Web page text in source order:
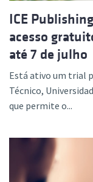
ICE
acesso
até 7 de julho
Está ativo um trial
Técnico,
que permite o...